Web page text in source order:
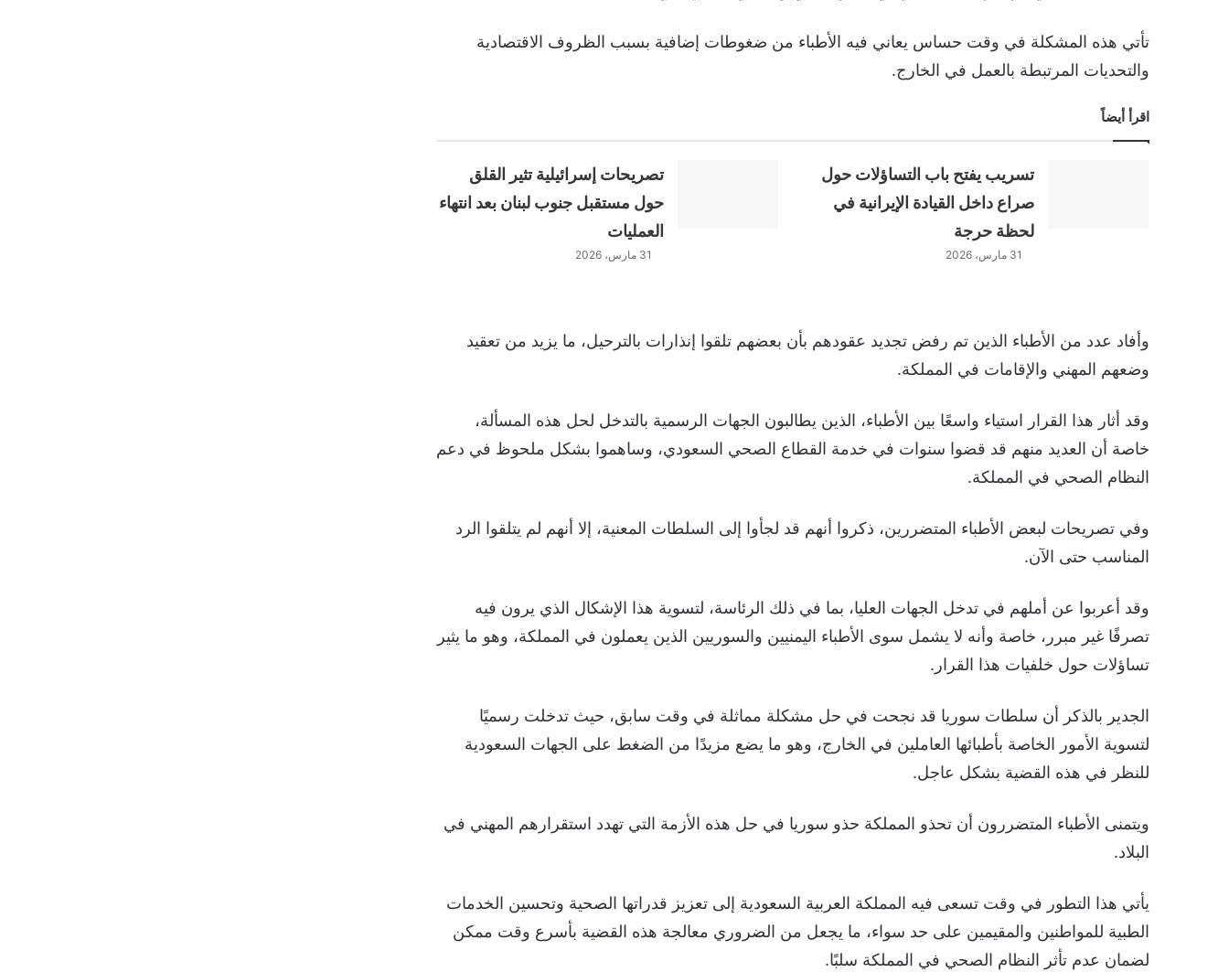
تأتي هذه المشكلة في وقت حساس يعاني فيه الأطباء من ضغوطات إضافية بسبب الظروف الاقتصادية
والتحديات المرتبطة بالعمل في الخارج.
اقرأ أيضاً
تسريب يفتح باب التساؤلات حول
صراع داخل القيادة الإيرانية في
لحظة حرجة
31 مارس، 2026
تصريحات إسرائيلية تثير القلق
حول مستقبل جنوب لبنان بعد انتهاء
العمليات
31 مارس، 2026
وأفاد عدد من الأطباء الذين تم رفض تجديد عقودهم بأن بعضهم تلقوا إنذارات بالترحيل، ما يزيد من تعقيد
وضعهم المهني والإقامات في المملكة.
وقد أثار هذا القرار استياء واسعًا بين الأطباء، الذين يطالبون الجهات الرسمية بالتدخل لحل هذه المسألة،
خاصة أن العديد منهم قد قضوا سنوات في خدمة القطاع الصحي السعودي، وساهموا بشكل ملحوظ في دعم
النظام الصحي في المملكة.
وفي تصريحات لبعض الأطباء المتضررين، ذكروا أنهم قد لجأوا إلى السلطات المعنية، إلا أنهم لم يتلقوا الرد
المناسب حتى الآن.
وقد أعربوا عن أملهم في تدخل الجهات العليا، بما في ذلك الرئاسة، لتسوية هذا الإشكال الذي يرون فيه
تصرفًا غير مبرر، خاصة وأنه لا يشمل سوى الأطباء اليمنيين والسوريين الذين يعملون في المملكة، وهو ما يثير
تساؤلات حول خلفيات هذا القرار.
الجدير بالذكر أن سلطات سوريا قد نجحت في حل مشكلة مماثلة في وقت سابق، حيث تدخلت رسميًا
لتسوية الأمور الخاصة بأطبائها العاملين في الخارج، وهو ما يضع مزيدًا من الضغط على الجهات السعودية
للنظر في هذه القضية بشكل عاجل.
ويتمنى الأطباء المتضررون أن تحذو المملكة حذو سوريا في حل هذه الأزمة التي تهدد استقرارهم المهني في
البلاد.
يأتي هذا التطور في وقت تسعى فيه المملكة العربية السعودية إلى تعزيز قدراتها الصحية وتحسين الخدمات
الطبية للمواطنين والمقيمين على حد سواء، ما يجعل من الضروري معالجة هذه القضية بأسرع وقت ممكن
لضمان عدم تأثر النظام الصحي في المملكة سلبًا.